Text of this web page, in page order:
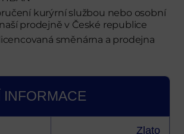
kurýrní službou nebo osobní
prodejně v České republice
směnárna a prodejna
INFORMACE
Zlato